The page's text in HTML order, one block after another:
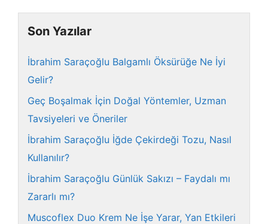
Son Yazılar
İbrahim Saraçoğlu Balgamlı Öksürüğe Ne İyi
Gelir?
Geç Boşalmak İçin Doğal Yöntemler, Uzman
Tavsiyeleri ve Öneriler
İbrahim Saraçoğlu İğde Çekirdeği Tozu, Nasıl
Kullanılır?
İbrahim Saraçoğlu Günlük Sakızı – Faydalı mı
Zararlı mı?
Muscoflex Duo Krem Ne İşe Yarar, Yan Etkileri